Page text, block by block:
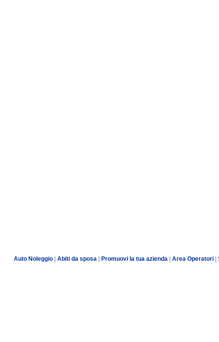
Auto Noleggio Abiti da sposa Promuovi la tua azienda Area Operatori